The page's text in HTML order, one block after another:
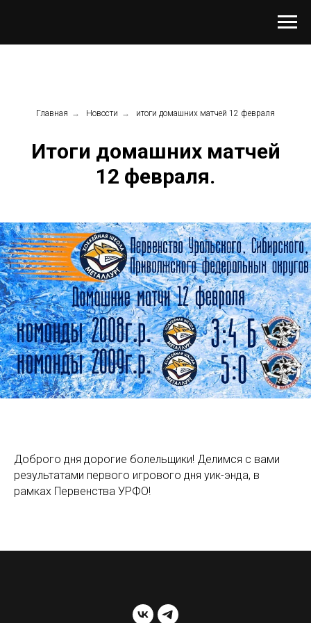
Главная → Новости → итоги домашних матчей 12 февраля
Итоги домашних матчей
12 февраля.
Доброго дня дорогие болельщики! Делимся с вами
результатами первого игрового дня уик-энда, в
рамках Первенства УРФО!